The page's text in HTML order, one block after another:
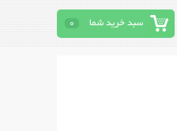
سبد خرید شما 0